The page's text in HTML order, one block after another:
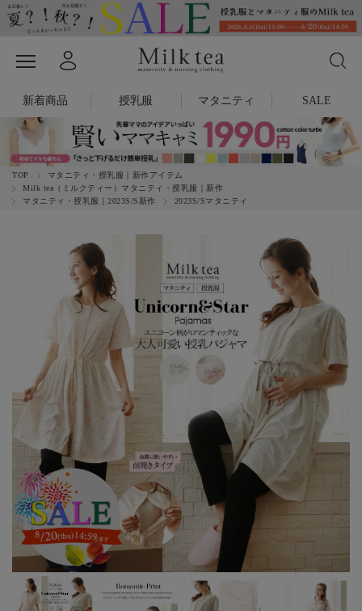
新着商品 授乳服 マタニティ SALE
TOP
マタニティ・授乳服｜新作アイテム
Milk tea（ミルクティー）マタニティ・授乳服｜新作
マタニティ・授乳服｜2023S/S新作
2023S/Sマタニティ